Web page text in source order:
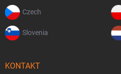
Czech
Slovenia
KONTAKT